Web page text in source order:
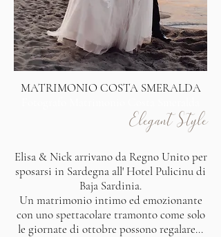
MATRIMONIO COSTA SMERALDA
Elegant Style
Elisa & Nick arrivano da Regno Unito per
sposarsi in Sardegna all' Hotel Pulicinu di
Baja Sardinia.
Un matrimonio intimo ed emozionante
con uno spettacolare tramonto come solo
le giornate di ottobre possono regalare...